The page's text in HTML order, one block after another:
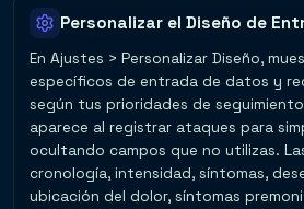
Personalizar el Diseño de
En Ajustes > Personalizar Diseño,
específicos de entrada de datos y
según tus prioridades de
aparece al registrar ataques para
ocultando campos que no utilizas.
cronología, intensidad, síntomas,
ubicación del dolor, síntomas